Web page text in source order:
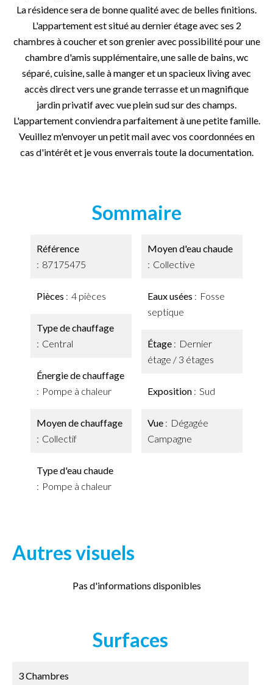
La résidence sera de bonne qualité avec de belles finitions.
L'appartement est situé au dernier étage avec ses 2
chambres à coucher et son grenier avec possibilité pour une
chambre d'amis supplémentaire, une salle de bains, wc
séparé, cuisine, salle à manger et un spacieux living avec
accès direct vers une grande terrasse et un magnifique
jardin privatif avec vue plein sud sur des champs.
L'appartement conviendra parfaitement à une petite famille.
Veuillez m'envoyer un petit mail avec vos coordonnées en
cas d'intérêt et je vous enverrais toute la documentation.
Sommaire
Référence
87175475
Pièces 4 pièces
Type de chauffage
Central
Énergie de chauffage
Pompe à chaleur
Moyen de chauffage
Collectif
Type d'eau chaude
Pompe à chaleur
Moyen d'eau chaude
Collective
Eaux usées
Fosse
septique
Étage
Dernier
étage / 3 étages
Exposition Sud
Vue
Dégagée
Campagne
Autres visuels
Pas d'informations disponibles
Surfaces
3 Chambres